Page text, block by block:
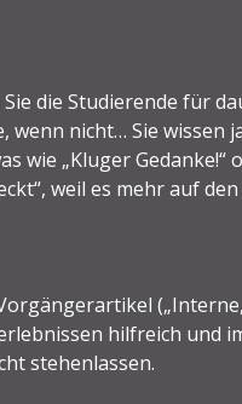
die Studierende für
wenn nicht… Sie wissen
wie „Kluger
weil es mehr auf
hilfreich und
stehenlassen.